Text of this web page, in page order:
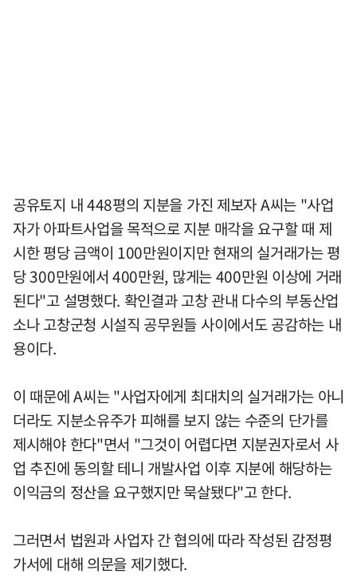
공유토지 내 448평의 지분을 가진 제보자 A씨는 "사업
자가 아파트사업을 목적으로 지분 매각을 요구할 때 제
시한 평당 금액이 100만원이지만 현재의 실거래가는 평
당 300만원에서 400만원, 많게는 400만원 이상에 거래
된다"고 설명했다. 확인결과 고창 관내 다수의 부동산업
소나 고창군청 시설직 공무원들 사이에서도 공감하는 내
용이다.
이 때문에 A씨는 "사업자에게 최대치의 실거래가는 아니
더라도 지분소유주가 피해를 보지 않는 수준의 단가를
제시해야 한다"면서 "그것이 어렵다면 지분권자로서 사
업 추진에 동의할 테니 개발사업 이후 지분에 해당하는
이익금의 정산을 요구했지만 묵살됐다"고 한다.
그러면서 법원과 사업자 간 협의에 따라 작성된 감정평
가서에 대해 의문을 제기했다.